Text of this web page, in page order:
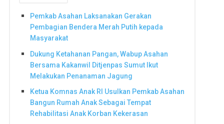
Pemkab Asahan Laksanakan Gerakan
Pembagian Bendera Merah Putih kepada
Masyarakat
Dukung Ketahanan Pangan, Wabup Asahan
Bersama Kakanwil Ditjenpas Sumut Ikut
Melakukan Penanaman Jagung
Ketua Komnas Anak RI Usulkan Pemkab Asahan
Bangun Rumah Anak Sebagai Tempat
Rehabilitasi Anak Korban Kekerasan